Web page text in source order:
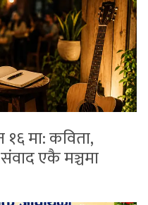
मा: कविता,
एकै मञ्चमा